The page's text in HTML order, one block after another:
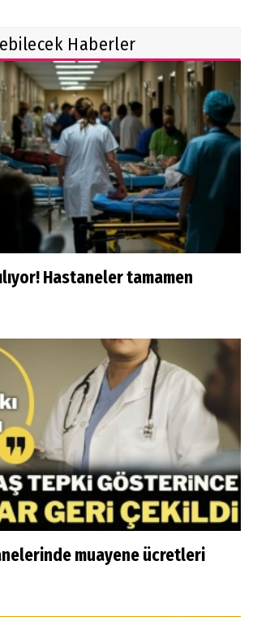
Haberler
Hastaneler tamamen
muayene ücretleri